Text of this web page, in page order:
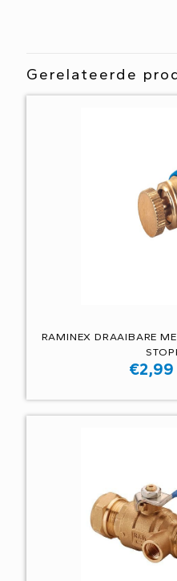
Gerelateerde
RAMINEX DRAAIBARE
€2,99